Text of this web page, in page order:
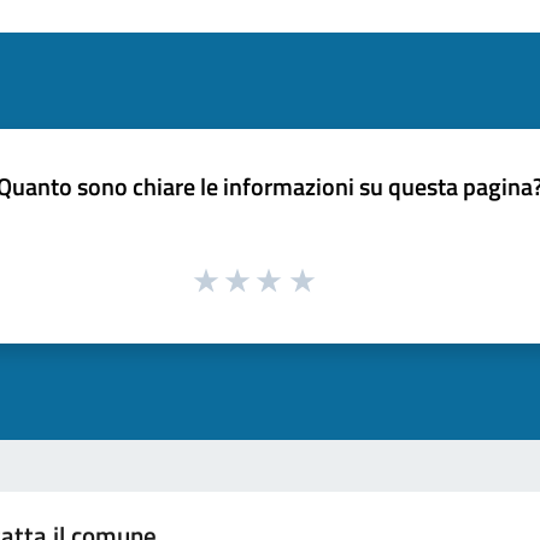
sono chiare le informazioni su questa